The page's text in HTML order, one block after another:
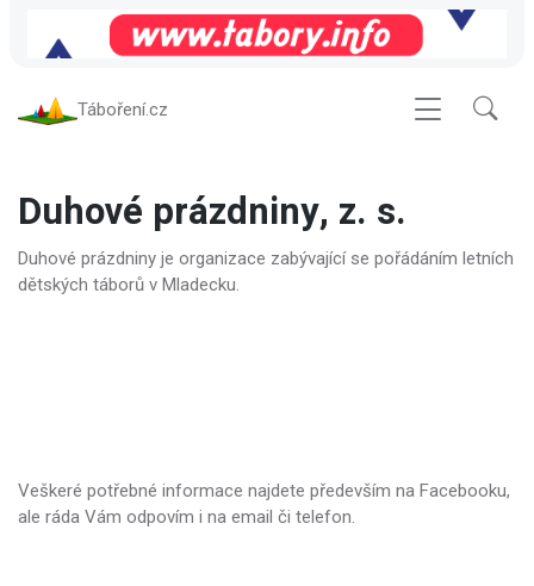
Táboření.cz
Duhové prázdniny, z. s.
Duhové prázdniny je organizace zabývající se pořádáním letních
dětských táborů v Mladecku.
Veškeré potřebné informace najdete především na Facebooku,
ale ráda Vám odpovím i na email či telefon.